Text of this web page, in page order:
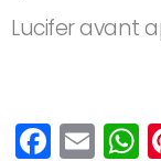
Lucifer avant
F
E